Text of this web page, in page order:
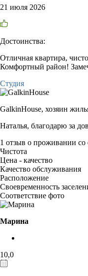
21 июля 2026
Достоинства:
Отличная квартира,
Комфортный район!
Студия
GalkinHouse, хозяин
Наталья, благодарю за
1 отзыв о проживании со
Чистота
Цена - качество
Качество обслуживания
Расположение
Своевременность
Соответствие фото
Марина
10,0